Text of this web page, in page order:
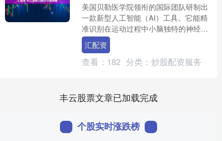
美国贝勒医学院领衔的国际团队研制出
一款新型人工智能（AI）工具。它能精
准识别在运动过程中小脑独特的神经元
类型汇配资，为了解小脑工作机制带来
突破性进展，也为治疗脑....
汇配资
查看： 182 分类： 炒股配资服务
丰云股票文章已加载完成
个股实时涨跌榜